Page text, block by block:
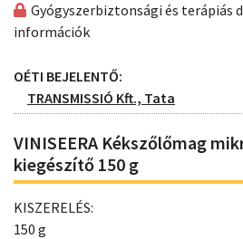
Gyógyszerbiztonsági és terápiás
információk
OÉTI BEJELENTŐ:
TRANSMISSIÓ Kft., Tata
VINISEERA Kékszőlőmag
kiegészítő 150 g
KISZERELÉS:
150 g